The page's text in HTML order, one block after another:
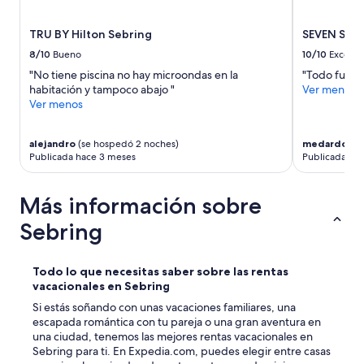
TRU BY Hilton Sebring
8/10 Bueno
"No tiene piscina no hay microondas en la
habitación y tampoco abajo "
Ver menos
alejandro (se hospedó 2 noches)
Publicada hace 3 meses
SEVEN
10/10
"Todo fue
Ver menos
medardo
Publicada
Más información sobre
Sebring
Todo lo que necesitas saber sobre las rentas
vacacionales en Sebring
Si estás soñando con unas vacaciones familiares, una
escapada romántica con tu pareja o una gran aventura en
una ciudad, tenemos las mejores rentas vacacionales en
Sebring para ti. En Expedia.com, puedes elegir entre casas